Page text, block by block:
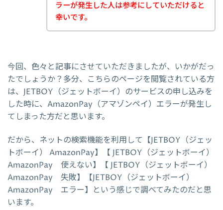
ラーが発生した人は参考にしていただけると
幸いです。
今回、色々と記事にさせていただきましたが、いかがだっ
たでしょうか？多分、こちらのページを閲覧されている方
は、JETBOY（ジェットボーイ）のサービスの申し込みを
した時に、AmazonPay（アマゾンペイ）エラーが発生し
てしまった方だと思います。
だから、ネットの検索機能を利用して【JETBOY（ジェッ
トボーイ） AmazonPay】【 JETBOY（ジェットボーイ）
AmazonPay 使えない】【 JETBOY（ジェットボーイ）
AmazonPay 失敗】【JETBOY（ジェットボーイ）
AmazonPay エラー】という感じで調べてみたのだと思
います。